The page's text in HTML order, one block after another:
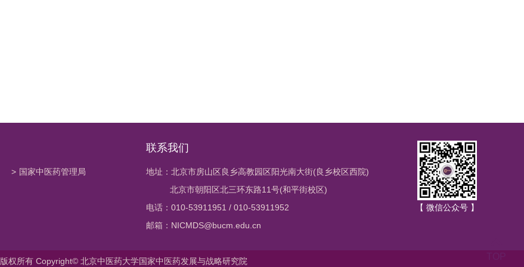
> 国家中医药管理局
联系我们
地址：北京市房山区良乡高教园区阳光南大街(良乡校区西院)
北京市朝阳区北三环东路11号(和平街校区)
电话：010-53911951 / 010-53911952
邮箱：NICMDS@bucm.edu.cn
【 微信公众号 】
版权所有 Copyright© 北京中医药大学国家中医药发展与战略研究院